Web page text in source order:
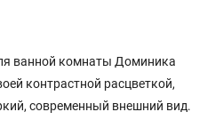
ванной комнаты Доминика
контрастной расцветкой,
современный внешний вид.